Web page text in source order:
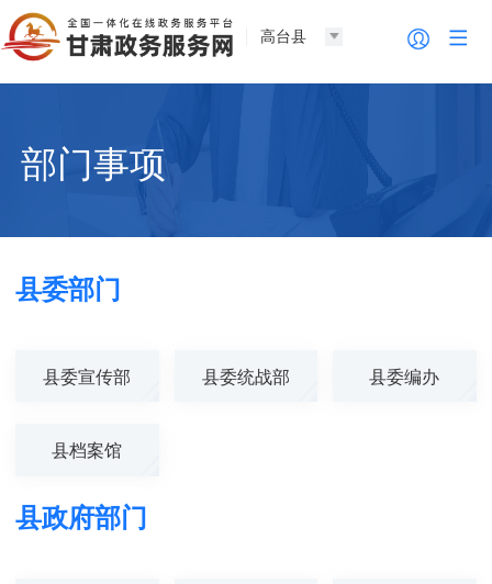
高台县
部门事项
县委部门
县委宣传部 县委统战部 县委编办
县档案馆
县政府部门